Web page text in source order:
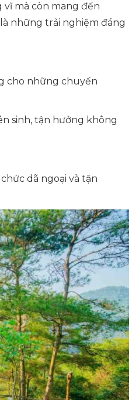
mà còn mang đến
những trải nghiệm đáng
cho những chuyến
sinh, tận hưởng không
dã ngoại và tận